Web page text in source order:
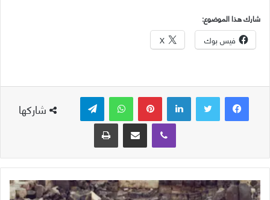
شارك هذا الموضوع:
فيس بوك X
شاركها
لينكدإن بينتيريست واتساب
ڤايبر
مشاركة عبر البريد طباعة